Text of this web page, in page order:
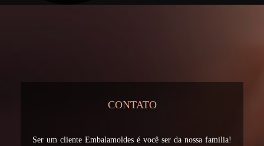
CONTATO
Ser um cliente Embalamoldes é você ser da nossa familia!